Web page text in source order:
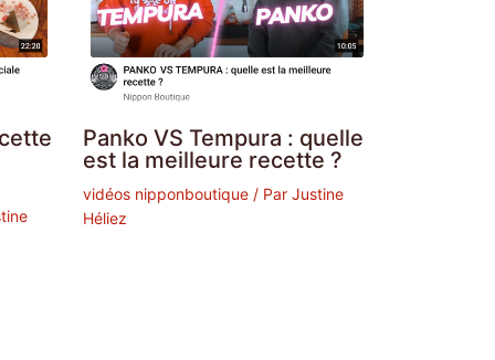
Panko VS Tempura : quelle
est la meilleure recette ?
vidéos nipponboutique/ Par Justine
Héliez